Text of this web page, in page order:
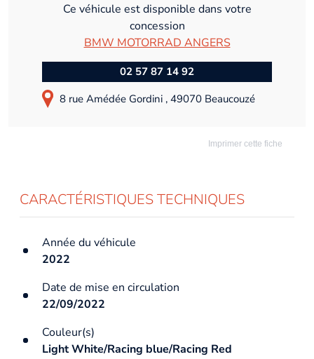
Ce véhicule est disponible dans votre
concession
BMW MOTORRAD ANGERS
02 57 87 14 92
8 rue Amédée Gordini , 49070 Beaucouzé
Imprimer cette fiche
CARACTÉRISTIQUES TECHNIQUES
Année du véhicule
2022
Date de mise en circulation
22/09/2022
Couleur(s)
Light White/Racing blue/Racing Red